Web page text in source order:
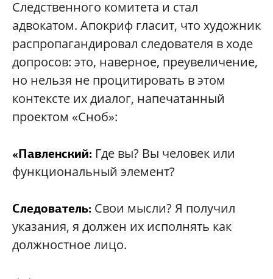
Следственного комитета и стал
адвокатом. Апокриф гласит, что художник
распропагандировал следователя в ходе
допросов: это, наверное, преувеличение,
но нельзя не процитировать в этом
контексте их диалог, напечатанный
проектом «Сноб»:
«Павленский: Где вы? Вы человек или
функциональный элемент?
Следователь: Свои мысли? Я получил
указания, я должен их исполнять как
должностное лицо.